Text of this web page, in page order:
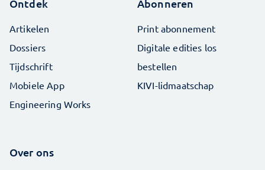
Ontdek
Artikelen
Dossiers
Tijdschrift
Mobiele App
Engineering Works
Abonneren
Print abonnement
Digitale edities los
bestellen
KIVI-lidmaatschap
Over ons